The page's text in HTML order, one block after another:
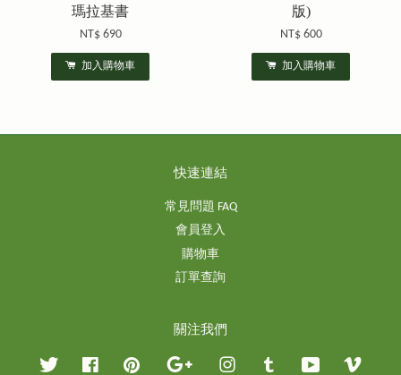
瑪拉基書
NT$ 690
加入購物車
版)
NT$ 600
加入購物車
快速連結
常見問題 FAQ
會員登入
購物車
訂單查詢
關注我們
Twitter Facebook Pinterest Google InstagramTumblr YouTube